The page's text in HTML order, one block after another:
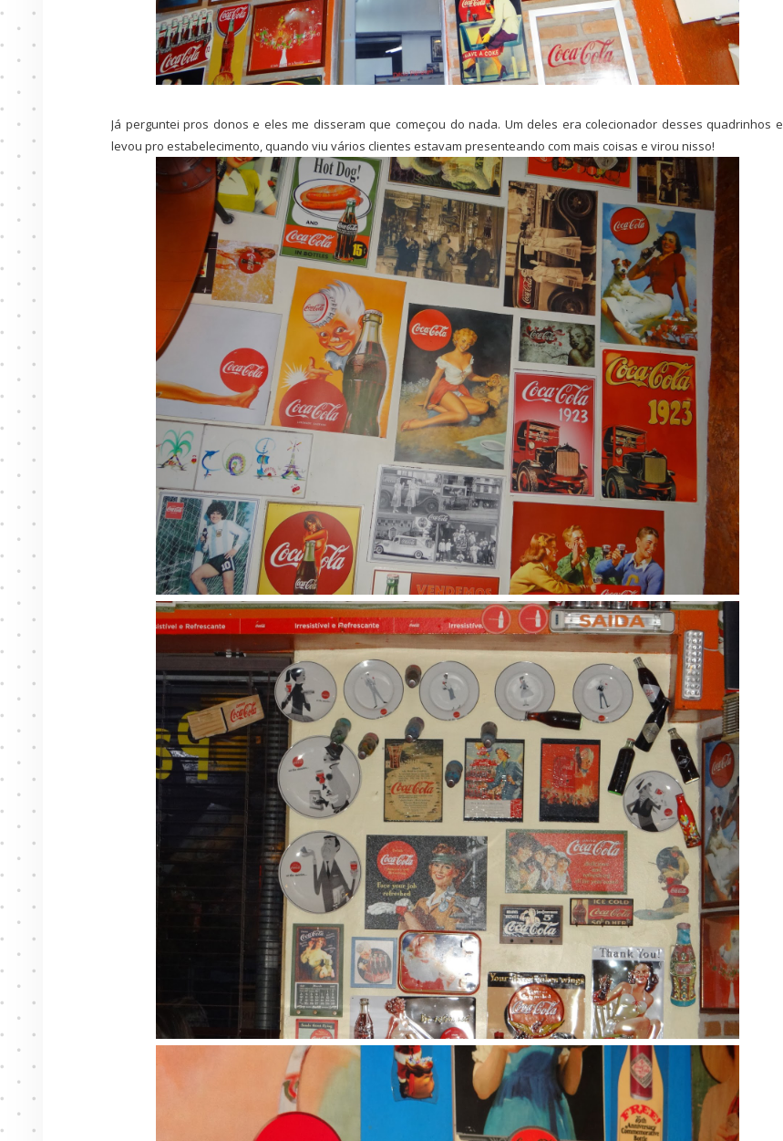
Já perguntei pros donos e eles me disseram que começou do nada. Um deles era colecionador desses quadrinhos e
levou pro estabelecimento, quando viu vários clientes estavam presenteando com mais coisas e virou nisso!